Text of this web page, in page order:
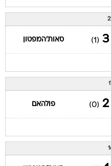
(1) סאות'המפטון
(0) פולהאם
(0) סאות'המפטון